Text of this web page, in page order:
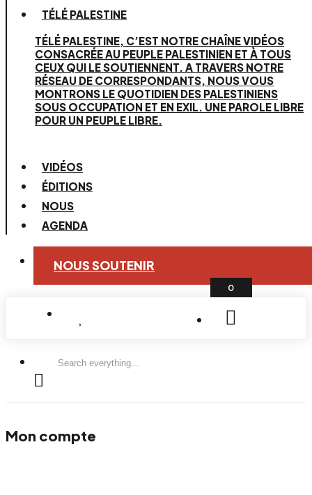
TÉLÉ PALESTINE
TÉLÉ PALESTINE, C’EST NOTRE CHAÎNE VIDÉOS
CONSACRÉE AU PEUPLE PALESTINIEN ET À TOUS
CEUX QUI LE SOUTIENNENT. A TRAVERS NOTRE
RÉSEAU DE CORRESPONDANTS, NOUS VOUS
MONTRONS LE QUOTIDIEN DES PALESTINIENS
SOUS OCCUPATION ET EN EXIL. UNE PAROLE LIBRE
POUR UN PEUPLE LIBRE.
VIDÉOS
ÉDITIONS
NOUS
AGENDA
NOUS SOUTENIR
0
Search
Mon compte